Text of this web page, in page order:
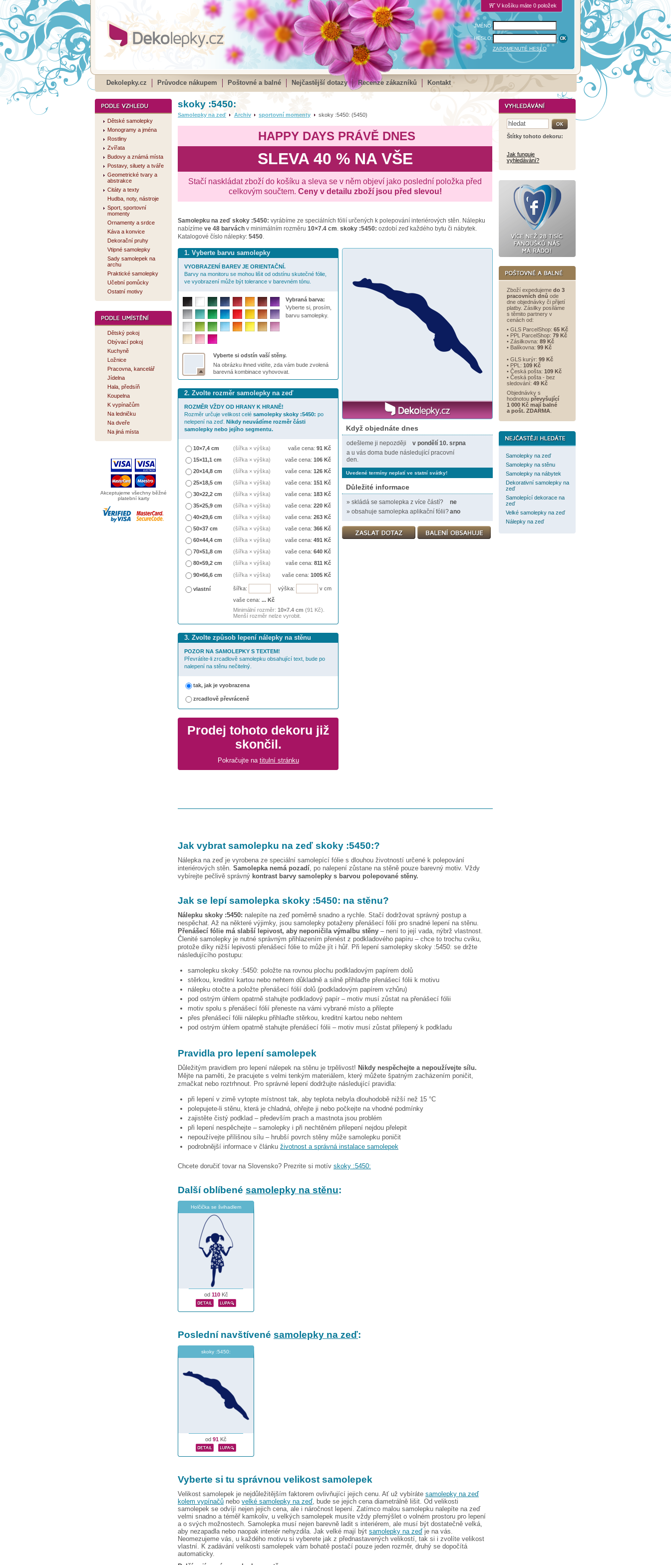
V košíku máte 0 položek
JMÉNO:
HESLO:
ZAPOMENUTÉ HESLO
Dekolepky.cz Průvodce nákupem Poštovné a balné Nejčastější dotazy Recenze zákazníků Kontakt
Dětské samolepky
Monogramy a jména
Rostliny
Zvířata
Budovy a známá místa
Postavy, siluety a tváře
Geometrické tvary a
abstrakce
Citáty a texty
Hudba, noty, nástroje
Sport, sportovní
momenty
Ornamenty a srdce
Káva a konvice
Dekorační pruhy
Vtipné samolepky
Sady samolepek na
archu
Praktické samolepky
Učební pomůcky
Ostatní motivy
Dětský pokoj
Obývací pokoj
Kuchyně
Ložnice
Pracovna, kancelář
Jídelna
Hala, předsíň
Koupelna
K vypínačům
Na ledničku
Na dveře
Na jiná místa
Akceptujeme všechny běžné
platební karty
skoky :5450:
Samolepky na zeď Archiv sportovní momenty skoky :5450: (5450)
HAPPY DAYS PRÁVĚ DNES
SLEVA 40 % NA VŠE
Stačí naskládat zboží do košíku a sleva se v něm objeví jako poslední položka před
celkovým součtem. Ceny v detailu zboží jsou před slevou!
Samolepku na zeď skoky :5450: vyrábíme ze speciálních fólií určených k polepování interiérových stěn. Nálepku
nabízíme ve 48 barvách v minimálním rozměru 10×7.4 cm. skoky :5450: ozdobí zeď každého bytu či nábytek.
Katalogové číslo nálepky: 5450.
Když objednáte dnes
odešleme ji nepozději
v pondělí 10. srpna
a u vás doma bude následující pracovní
den.
Uvedené termíny neplatí ve statní svátky!
Důležité informace
» skládá se samolepka z více částí?
ne
» obsahuje samolepka aplikační fólii?ano
1. Vyberte barvu samolepky
VYOBRAZENÍ BAREV JE ORIENTAČNÍ.
Barvy na monitoru se mohou lišit od odstínu skutečné fólie,
ve vyobrazení může být tolerance v barevném tónu.
Vybraná barva:
Vyberte si, prosím,
barvu samolepky.
Vyberte si odstín vaší stěny.
Na obrázku ihned vidíte, zda vám bude zvolená
barevná kombinace vyhovovat.
2. Zvolte rozměr samolepky na zeď
ROZMĚR VŽDY OD HRANY K HRANĚ!
Rozměr určuje velikost celé samolepky skoky :5450: po
nelepení na zeď. Nikdy neuvádíme rozměr části
samolepky nebo jejího segmentu.
10×7,4 cm (šířka × výška) vaše cena: 91 Kč
15×11,1 cm
(šířka × výška) vaše cena: 106 Kč
20×14,8 cm
(šířka × výška) vaše cena: 126 Kč
25×18,5 cm
(šířka × výška) vaše cena: 151 Kč
30×22,2 cm
(šířka × výška) vaše cena: 183 Kč
35×25,9 cm
(šířka × výška) vaše cena: 220 Kč
40×29,6 cm
(šířka × výška) vaše cena: 263 Kč
50×37 cm
(šířka × výška) vaše cena: 366 Kč
60×44,4 cm
(šířka × výška) vaše cena: 491
Kč
70×51,8 cm
(šířka × výška) vaše cena: 640 Kč
80×59,2 cm
(šířka × výška) vaše cena: 811 Kč
90×66,6 cm
(šířka × výška) vaše cena: 1005 Kč
vlastní šířka: výška:
v cm
vaše cena: ... Kč
Minimální rozměr: 10×7.4 cm (91 Kč).
Menší rozměr nelze vyrobit.
3. Zvolte způsob lepení nálepky na stěnu
POZOR NA SAMOLEPKY S TEXTEM!
Převrátíte-li zrcadlově samolepku obsahující text, bude po
nalepení na stěnu nečitelný.
tak, jak je vyobrazena
zrcadlově převráceně
Prodej tohoto dekoru již
skončil.
Pokračujte na titulní stránku
Jak vybrat samolepku na zeď skoky :5450:?
Nálepka na zeď je vyrobena ze speciální samolepící fólie s dlouhou životností určené k polepování
interiérových stěn. Samolepka nemá pozadí , po nalepení zůstane na stěně pouze barevný motiv. Vždy
vybírejte pečlivě správný kontrast barvy samolepky s barvou polepované stěny.
Jak se lepí samolepka skoky :5450: na stěnu?
Nálepku skoky :5450: nalepíte na zeď poměrně snadno a rychle. Stačí dodržovat správný postup a
nespěchat. Až na některé výjimky, jsou samolepky potaženy přenášecí fólií pro snadné lepení na stěnu.
Přenášecí fólie má slabší lepivost, aby neponičila výmalbu stěny – není to její vada, nýbrž vlastnost.
Členité samolepky je nutné správným přihlazením přenést z podkladového papíru – chce to trochu cviku,
protože díky nižší lepivosti přenášecí fólie to může jít i hůř. Při lepení samolepky skoky :5450: se držte
následujícího postupu:
samolepku skoky :5450: položte na rovnou plochu podkladovým papírem dolů
stěrkou, kreditní kartou nebo nehtem důkladně a silně přihlaďte přenášecí fólii k motivu
nálepku otočte a položte přenášecí fólií dolů (podkladovým papírem vzhůru)
pod ostrým úhlem opatrně stahujte podkladový papír – motiv musí zůstat na přenášecí fólii
motiv spolu s přenášecí fólií přeneste na vámi vybrané místo a přilepte
přes přenášecí fólii nálepku přihlaďte stěrkou, kreditní kartou nebo nehtem
pod ostrým úhlem opatrně stahujte přenášecí fólii – motiv musí zůstat přilepený k podkladu
Pravidla pro lepení samolepek
Důležitým pravidlem pro lepení nálepek na stěnu je trpělivost! Nikdy nespěchejte a nepoužívejte sílu.
Mějte na paměti, že pracujete s velmi tenkým materiálem, který můžete špatným zacházením poničit,
zmačkat nebo roztrhnout. Pro správné lepení dodržujte následující pravidla:
při lepení v zimě vytopte místnost tak, aby teplota nebyla dlouhodobě nižší než 15 °C
polepujete-li stěnu, která je chladná, ohřejte ji nebo počkejte na vhodné podmínky
zajistěte čistý podklad – především prach a mastnota jsou problém
při lepení nespěchejte – samolepky i při nechtěném přilepení nejdou přelepit
nepoužívejte přílišnou sílu – hrubší povrch stěny může samolepku poničit
podrobnější informace v článku životnost a správná instalace samolepek
Chcete doručiť tovar na Slovensko? Prezrite si motív skoky :5450:
Další oblíbené samolepky na stěnu:
Holčička se švihadlem
od 110Kč
Poslední navštívené samolepky na zeď:
skoky :5450:
od 91 Kč
Vyberte si tu správnou velikost samolepek
Velikost samolepek je nejdůležitějším faktorem ovlivňující jejich cenu. Ať už vybíráte samolepky na zeď
kolem vypínačů nebo velké samolepky na zeď, bude se jejich cena diametrálně lišit. Od velikosti
samolepek se odvíjí nejen jejich cena, ale i náročnost lepení. Zatímco malou samolepku nalepíte na zeď
velmi snadno a téměř kamkoliv, u velkých samolepek musíte vždy přemýšlet o volném prostoru pro lepení
a o svých možnostech. Samolepka musí nejen barevně ladit s interiérem, ale musí být dostatečně velká,
aby nezapadla nebo naopak interiér nehyzdila. Jak velké mají být samolepky na zeďje na vás.
Neomezujeme vás, u každého motivu si vyberete jak z přednastavených velikostí, tak si i zvolíte velikost
vlastní. K zadávání velikosti samolepek vám bohatě postačí pouze jeden rozměr, druhý se dopočítá
automaticky.
Štítky tohoto dekoru:
Jak funguje
vyhledávání?
Zboží expedujeme do 3
pracovních dnů ode
dne objednávky či přijetí
platby. Zásilky posíláme
s těmito partnery v
cenách od:
• GLS ParcelShop: 65 Kč
• PPL ParcelShop: 79 Kč
• Zásilkovna: 89 Kč
• Balíkovna: 99 Kč
• GLS kurýr: 99 Kč
• PPL: 109 Kč
• Česká pošta: 109 Kč
• Česká pošta - bez
sledování: 49 Kč
Objednávky s
hodnotou převyšující
1 000 Kč mají balné
a pošt. ZDARMA
Samolepky na zeď
Samolepky na stěnu
Samolepky na nábytek
Dekorativní samolepky na
zeď
Samolepící dekorace na
zeď
Velké samolepky na zeď
Nálepky na zeď